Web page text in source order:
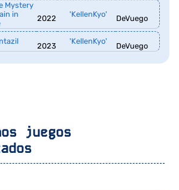
Mystery
in
2022 'KellenKyo' DeVuego
2023
'KellenKyo'
DeVuego
juegos